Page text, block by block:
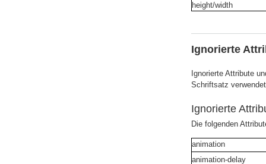
height/width
Ignorierte
Ignorierte Attribute
Schriftsatz
Ignorierte
Die folgenden
animation
animation-delay